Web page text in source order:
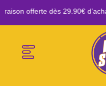
offerte dès 29.90€ d’achat